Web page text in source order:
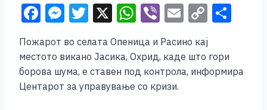
F
c
e
b
M
ss
e
n
T
tt
er
X W
at
s
A
Vi
b
er
E
ai
l
C
p
y e
Пожарот во селата Опеница и Расино кај
местото викано Јасика, Охрид, каде што гори
борова шума, е ставен под контрола, информира
Центарот за управување со кризи.